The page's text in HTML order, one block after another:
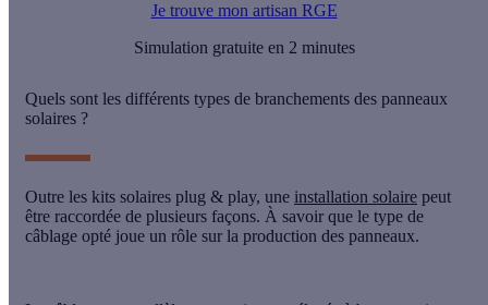
Je trouve mon artisan RGE
Simulation gratuite en 2 minutes
Quels sont les différents types de branchements des panneaux
solaires ?
Outre les kits solaires plug & play, une installation solaire peut
être raccordée de plusieurs façons. À savoir que le type de
câblage opté joue un rôle sur la production des panneaux.